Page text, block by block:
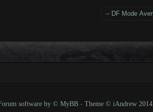
software by © MyBB - Theme © iAndrew 2014